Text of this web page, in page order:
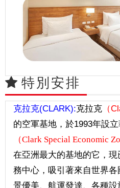
特別安排
克拉克(CLARK):克拉克 （
的空軍基地，於1993年設
（Clark Special Economic
在亞洲最大的基地的它，
務中心，吸引著來自世界
景優美、航運發達、各種